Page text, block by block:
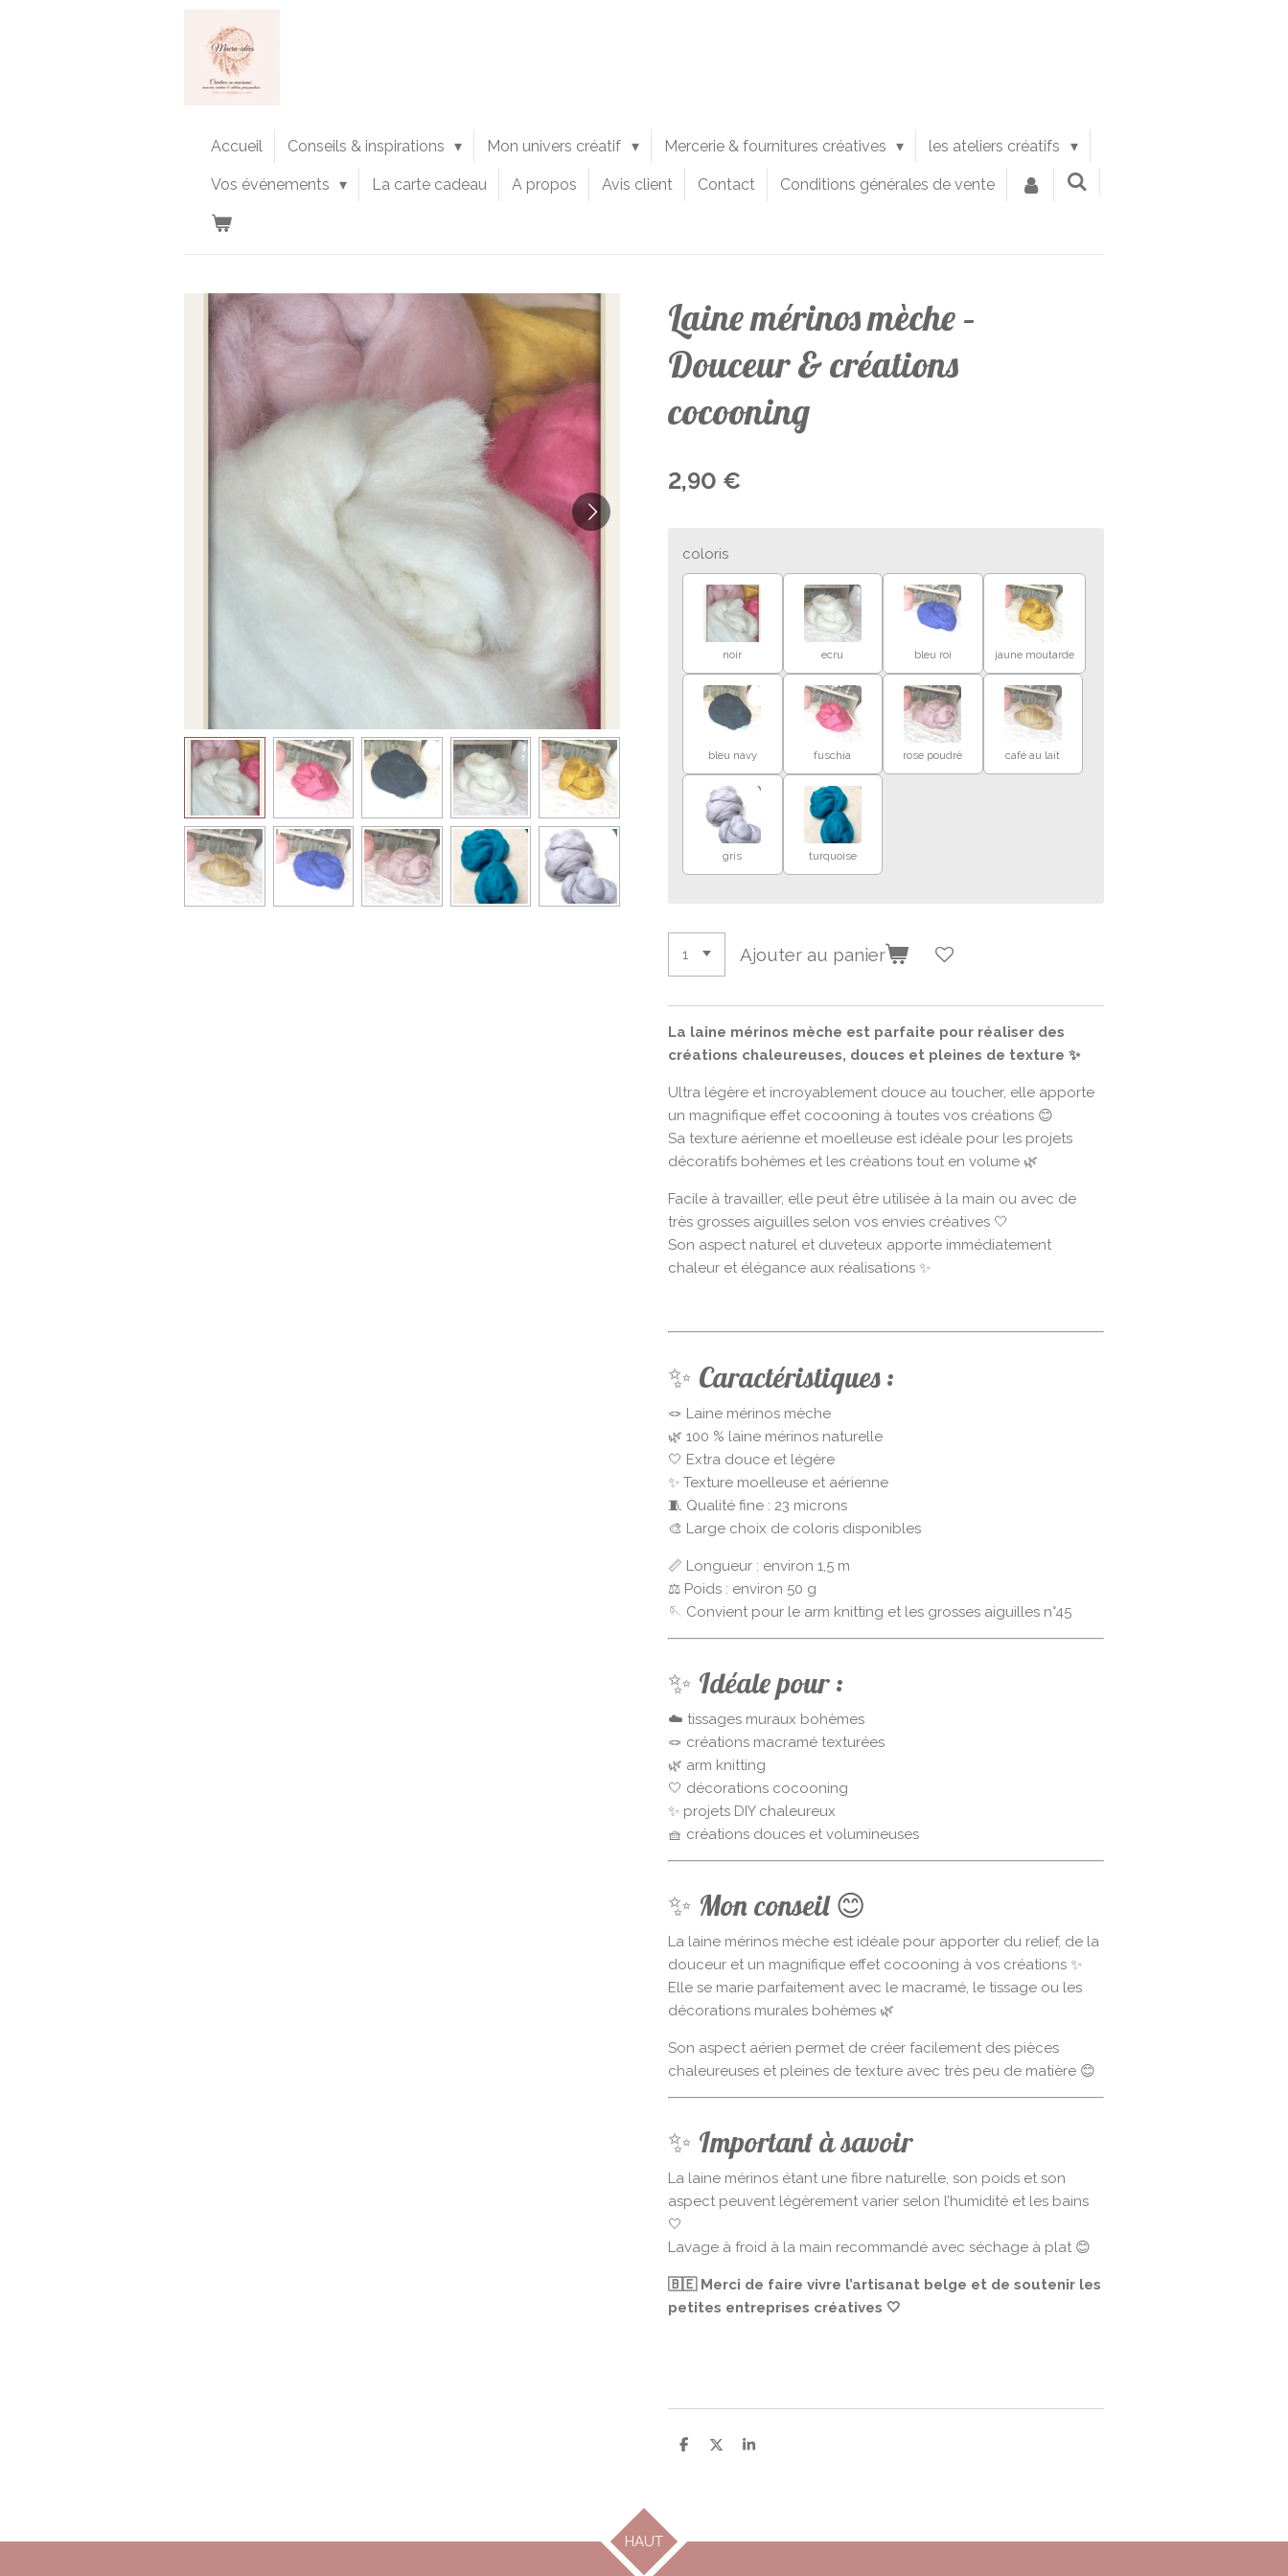
Accueil Conseils & inspirations Mon univers créatif Mercerie & fournitures créatives les ateliers créatifs
Vos événements La carte cadeau A propos Avis client Contact Conditions générales de vente
Laine mérinos mèche –
Douceur & créations
cocooning
2,90 €
coloris
noir ecru bleu roi jaune moutarde
bleu navy fuschia rose poudré café au lait
gris turquoise
Ajouter au panier
La laine mérinos mèche est parfaite pour réaliser des
créations chaleureuses, douces et pleines de texture ✨
Ultra légère et incroyablement douce au toucher, elle apporte
un magnifique effet cocooning à toutes vos créations 😊
Sa texture aérienne et moelleuse est idéale pour les projets
décoratifs bohèmes et les créations tout en volume 🌿
Facile à travailler, elle peut être utilisée à la main ou avec de
très grosses aiguilles selon vos envies créatives 🤍
Son aspect naturel et duveteux apporte immédiatement
chaleur et élégance aux réalisations ✨
✨ Caractéristiques :
🪢 Laine mérinos mèche
🌿 100 % laine mérinos naturelle
🤍 Extra douce et légère
✨ Texture moelleuse et aérienne
🧵 Qualité fine : 23 microns
🎨 Large choix de coloris disponibles
📏 Longueur : environ 1,5 m
⚖️ Poids : environ 50 g
🪡 Convient pour le arm knitting et les grosses aiguilles n°45
✨ Idéale pour :
☁️ tissages muraux bohèmes
🪢 créations macramé texturées
🌿 arm knitting
🤍 décorations cocooning
✨ projets DIY chaleureux
🧺 créations douces et volumineuses
✨ Mon conseil 😊
La laine mérinos mèche est idéale pour apporter du relief, de la
douceur et un magnifique effet cocooning à vos créations ✨
Elle se marie parfaitement avec le macramé, le tissage ou les
décorations murales bohèmes 🌿
Son aspect aérien permet de créer facilement des pièces
chaleureuses et pleines de texture avec très peu de matière 😊
✨ Important à savoir
La laine mérinos étant une fibre naturelle, son poids et son
aspect peuvent légèrement varier selon l’humidité et les bains
🤍
Lavage à froid à la main recommandé avec séchage à plat 😊
🇧🇪 Merci de faire vivre l’artisanat belge et de soutenir les
petites entreprises créatives 🤍
P
r
P
P
HAUT